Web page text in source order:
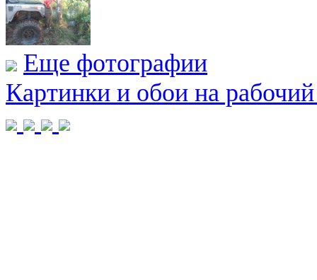
Еще фотографии
Картинки и обои на